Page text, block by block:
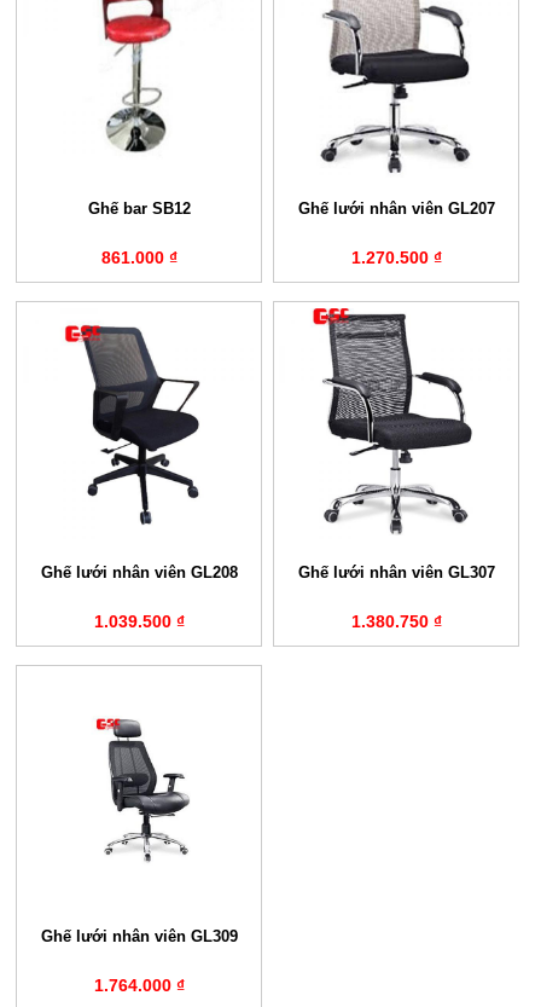
Ghế bar SB12
861.000 ₫
Ghế lưới nhân viên GL207
1.270.500 ₫
Ghế lưới nhân viên GL208
1.039.500 ₫
Ghế lưới nhân viên GL307
1.380.750 ₫
Ghế lưới nhân viên GL309
1.764.000 ₫